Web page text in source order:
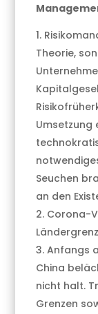
Theorie,
Seuchen
an den
Corona-
Anfangs
China
nicht halt.
Grenzen